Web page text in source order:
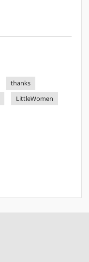
thanks
LittleWomen